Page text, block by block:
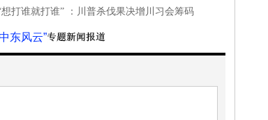
想打谁就打谁” ：川普杀伐果决增川习会筹码
东风云”